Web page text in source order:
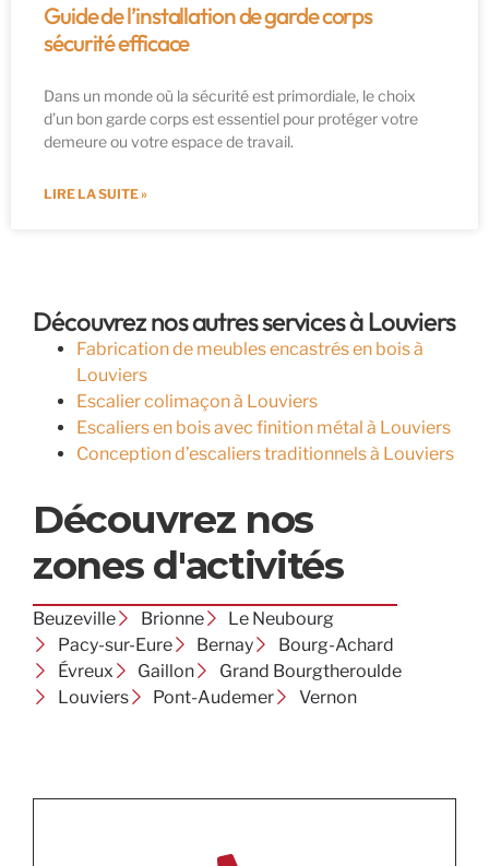
Guide de l’installation de garde corps
sécurité efficace
Dans un monde où la sécurité est primordiale, le choix
d’un bon garde corps est essentiel pour protéger votre
demeure ou votre espace de travail.
LIRE LA SUITE »
Découvrez nos autres services à Louviers
Fabrication de meubles encastrés en bois à
Louviers
Escalier colimaçon à Louviers
Escaliers en bois avec finition métal à Louviers
Conception d’escaliers traditionnels à Louviers
Découvrez nos
zones d'activités
Beuzeville Brionne
Le Neubourg
Pacy-sur-Eure
Bernay
Bourg-Achard
Évreux
Gaillon
Grand Bourgtheroulde
Louviers
Pont-Audemer Vernon